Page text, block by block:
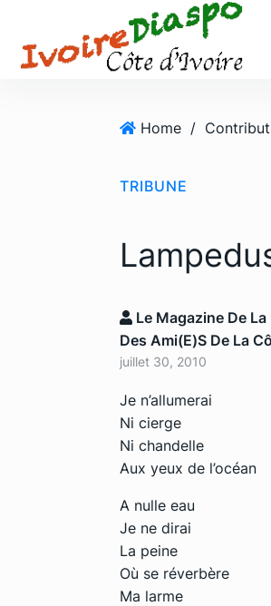
Home /
TRIBUNE
Le Magazine De
Des Ami(e)s De La
juillet 30, 2010
Je n’allumerai
Ni cierge
Ni chandelle
Aux yeux de l’océan
A nulle eau
Je ne dirai
La peine
Où se réverbère
Ma larme